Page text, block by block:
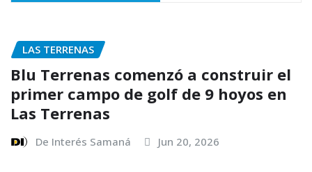
LAS TERRENAS
Blu Terrenas comenzó a construir el
primer campo de golf de 9 hoyos en
Las Terrenas
De Interés Samaná Jun 20, 2026